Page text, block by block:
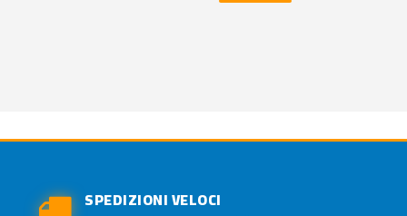
SPEDIZIONI VELOCI